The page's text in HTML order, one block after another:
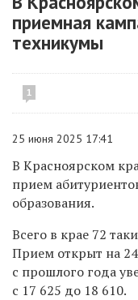
приемная
техникумы
1
25 июня 2025 17:41
В Красноярском
прием
образования.
Всего в крае 72
Прием открыт на
с прошлого года
с 17 625 до 18 610.